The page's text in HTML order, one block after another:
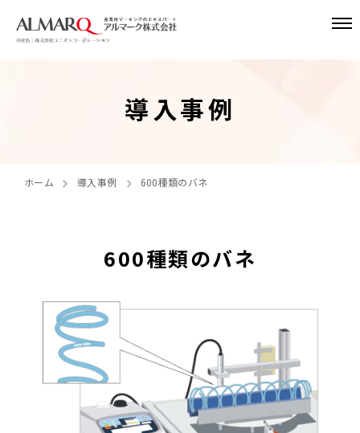
導入事例
ホーム 導入事例 600種類のバネ
600種類のバネ